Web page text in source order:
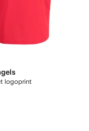
logoprint